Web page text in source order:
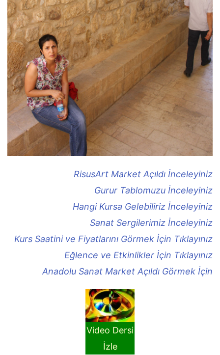
RisusArt Market Açıldı İnceleyiniz
Gurur Tablomuzu İnceleyiniz
Hangi Kursa Gelebiliriz İnceleyiniz
Sanat Sergilerimiz İnceleyiniz
Kurs Saatini ve Fiyatlarını Görmek İçin Tıklayınız
Eğlence ve Etkinlikler İçin Tıklayınız
Anadolu Sanat Market Açıldı Görmek İçin
Video Dersi
İzle